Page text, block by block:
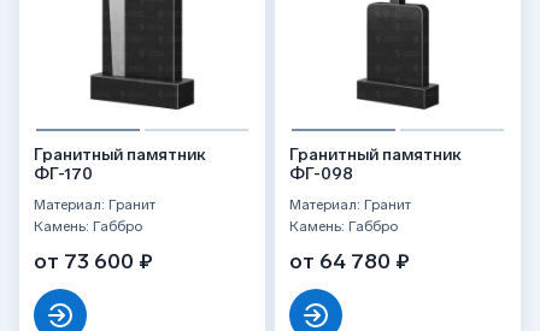
Гранитный памятник
ФГ-170
Материал: Гранит
Камень: Габбро
от 73 600 ₽
Гранитный памятник
ФГ-098
Материал: Гранит
Камень: Габбро
от 64 780 ₽